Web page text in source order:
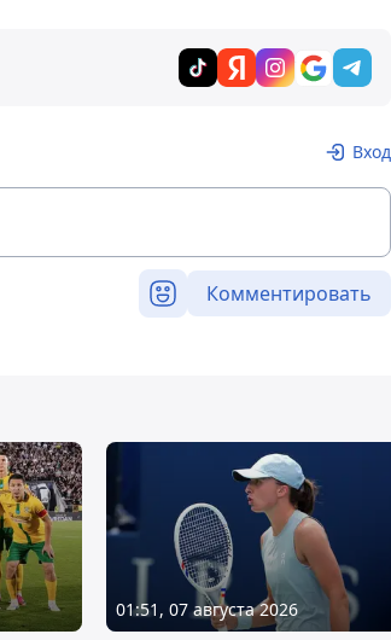
Вход
Комментировать
01:51, 07 августа 2026